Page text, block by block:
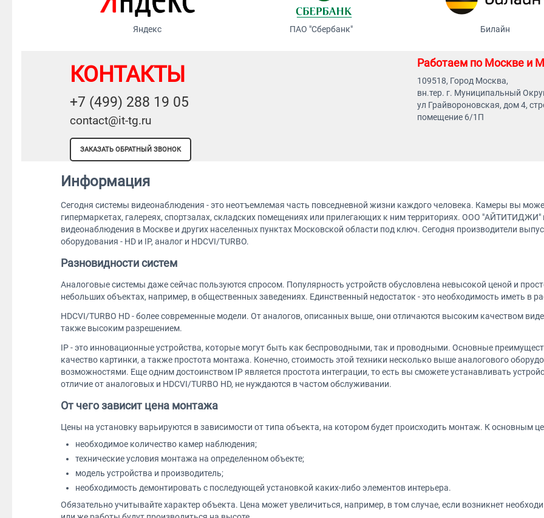
Яндекс ПАО "Сбербанк" Билайн
КОНТАКТЫ
+7 (499) 288 19 05
contact@it-tg.ru
ЗАКАЗАТЬ ОБРАТНЫЙ ЗВОНОК
Работаем по Москве и
109518, Город Москва,
вн.тер. г. Муниципальный
ул Грайвороновская, дом 4,
помещение 6/1П
Информация
Сегодня системы видеонаблюдения - это неотъемлемая часть повседневной жизни каждого человека. Камеры вы
гипермаркетах, галереях, спортзалах, складских помещениях или прилегающих к ним территориях. ООО "АЙТИТИДЖИ"
видеонаблюдения в Москве и других населенных пунктах Московской области под ключ. Сегодня производители
оборудования - HD и IP, аналог и HDCVI/TURBO.
Разновидности систем
Аналоговые системы даже сейчас пользуются спросом. Популярность устройств обусловлена невысокой ценой и
небольших объектах, например, в общественных заведениях. Единственный недостаток - это необходимость иметь в
HDCVI/TURBO HD - более современные модели. От аналогов, описанных выше, они отличаются высоким качеством
также высоким разрешением.
IP - это инновационные устройства, которые могут быть как беспроводными, так и проводными. Основные
качество картинки, а также простота монтажа. Конечно, стоимость этой техники несколько выше аналогового
возможностями. Еще одним достоинством IP является простота интеграции, то есть вы сможете устанавливать
отличие от аналоговых и HDCVI/TURBO HD, не нуждаются в частом обслуживании.
От чего зависит цена монтажа
Цены на установку варьируются в зависимости от типа объекта, на котором будет происходить монтаж. К основным
необходимое количество камер наблюдения;
технические условия монтажа на определенном объекте;
модель устройства и производитель;
необходимость демонтировать с последующей установкой каких-либо элементов интерьера.
Обязательно учитывайте характер объекта. Цена может увеличиться, например, в том случае, если возникнет